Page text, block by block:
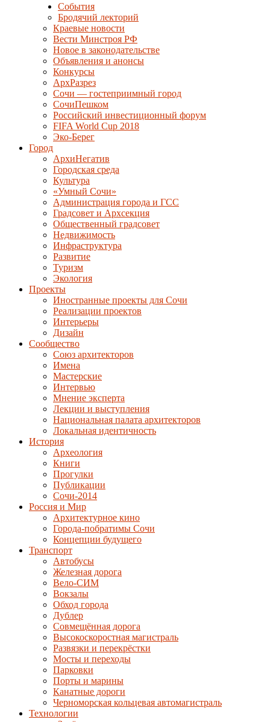
События
Бродячий лекторий
Краевые новости
Вести Минстроя РФ
Новое в законодательстве
Объявления и анонсы
Конкурсы
АрхРазрез
Сочи — гостеприимный город
СочиПешком
Российский инвестиционный форум
FIFA World Cup 2018
Эко-Берег
Город
АрхиНегатив
Городская среда
Культура
«Умный Сочи»
Администрация города и ГСС
Градсовет и Архсекция
Общественный градсовет
Недвижимость
Инфраструктура
Развитие
Туризм
Экология
Проекты
Иностранные проекты для Сочи
Реализации проектов
Интерьеры
Дизайн
Сообщество
Союз архитекторов
Имена
Мастерские
Интервью
Мнение эксперта
Лекции и выступления
Национальная палата архитекторов
Локальная идентичность
История
Археология
Книги
Прогулки
Публикации
Сочи-2014
Россия и Мир
Архитектурное кино
Города-побратимы Сочи
Концепции будущего
Транспорт
Автобусы
Железная дорога
Вело-СИМ
Вокзалы
Обход города
Дублер
Совмещённая дорога
Высокоскоростная магистраль
Развязки и перекрёстки
Мосты и переходы
Парковки
Порты и марины
Канатные дороги
Черноморская кольцевая автомагистраль
Технологии